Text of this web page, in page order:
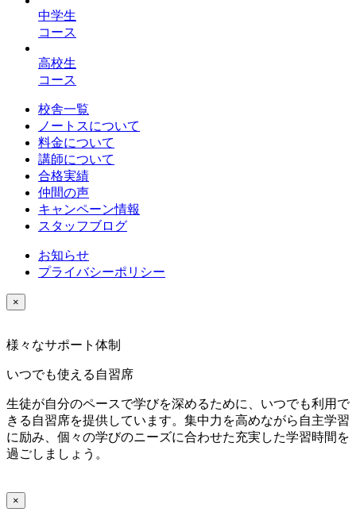
中学生
コース
高校生
コース
校舎一覧
ノートスについて
料金について
講師について
合格実績
仲間の声
キャンペーン情報
スタッフブログ
お知らせ
プライバシーポリシー
×
様々なサポート体制
いつでも使える自習席
生徒が自分のペースで学びを深めるために、いつでも利用で
きる自習席を提供しています。集中力を高めながら自主学習
に励み、個々の学びのニーズに合わせた充実した学習時間を
過ごしましょう。
×